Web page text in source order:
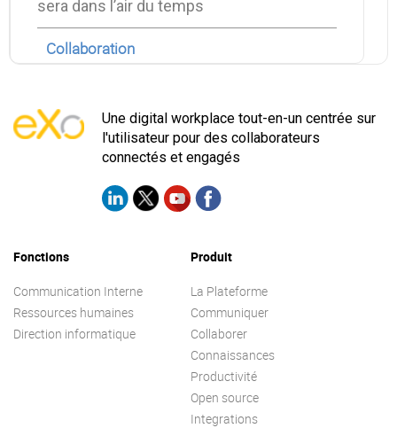
sera dans l’air du temps
Collaboration
Une digital workplace tout-en-un centrée sur
l'utilisateur pour des collaborateurs
connectés et engagés
Fonctions
Communication Interne
Ressources humaines
Direction informatique
Produit
La Plateforme
Communiquer
Collaborer
Connaissances
Productivité
Open source
Integrations